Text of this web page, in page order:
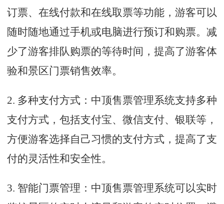
订票、在线付款和在线取票等功能，游客可以
随时随地通过手机或电脑进行预订和购票。减
少了游客排队购票的等待时间，提高了游客体
验和景区门票销售效率。
2. 多种支付方式：中顶售票管理系统支持多种
支付方式，包括支付宝、微信支付、银联等，
方便游客选择自己习惯的支付方式，提高了支
付的灵活性和安全性。
3. 智能门票管理：中顶售票管理系统可以实时